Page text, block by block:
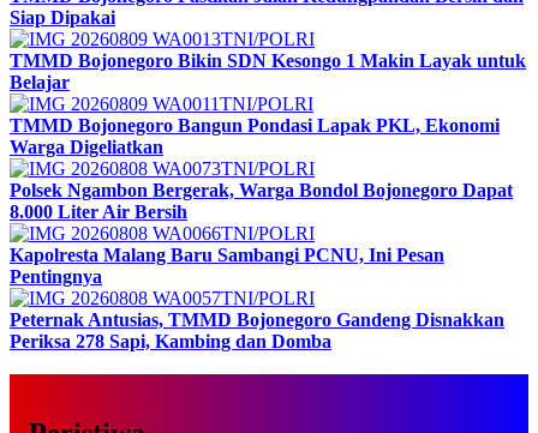
Siap Dipakai
TNI/POLRI
TMMD Bojonegoro Bikin SDN Kesongo 1 Makin Layak untuk
Belajar
TNI/POLRI
TMMD Bojonegoro Bangun Pondasi Lapak PKL, Ekonomi
Warga Digeliatkan
TNI/POLRI
Polsek Ngambon Bergerak, Warga Bondol Bojonegoro Dapat
8.000 Liter Air Bersih
TNI/POLRI
Kapolresta Malang Baru Sambangi PCNU, Ini Pesan
Pentingnya
TNI/POLRI
Peternak Antusias, TMMD Bojonegoro Gandeng Disnakkan
Periksa 278 Sapi, Kambing dan Domba